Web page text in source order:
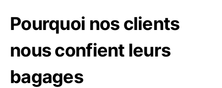
Pourquoi nos clients
nous confient leurs
bagages